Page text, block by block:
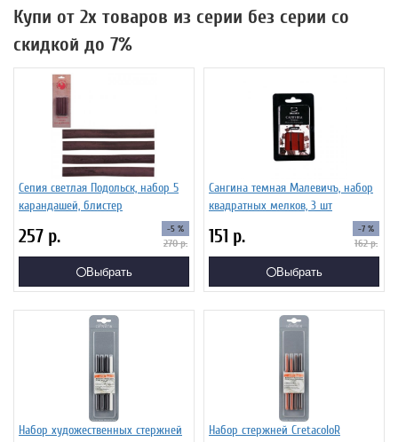
Купи от 2х товаров из серии без серии со
скидкой до 7%
Сепия светлая Подольск, набор 5
карандашей, блистер
257 р. -5 %
270р.
Выбрать
Сангина темная Малевичъ, набор
квадратных мелков, 3 шт
151 р. -7 %
162р.
Выбрать
Набор художественных стержней
Набор стержней CretacoloR